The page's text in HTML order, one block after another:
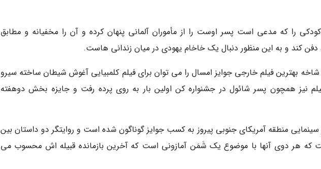
را که مدعی است پسر اوست را از مأموران آلمانی پنهان کرده و آن را مخفیانه و مطابق
کند و به این منظور دنبال یک خاخام یهودی در میان زندانی هاست.
بهترین فیلم خارجی جوایز امسال را می توان برای فیلم کلمبیایی آغوش شیطان ساخته سیرو
نیز همچون پسر شائول در جشنواره کن اولین بار به روی پرده رفت و جایزه بخش دوهفته
سینمایی منطقه آمریکای جنوبی پیروز به کسب جوایز گوناگون شده است و روایتگر دو داستان بین
های 1909 تا 1940 است که هر دوی آنها با موضوع یک شَمَن آمازونی است که آخرین بازمانده قبیله اش محسوب می